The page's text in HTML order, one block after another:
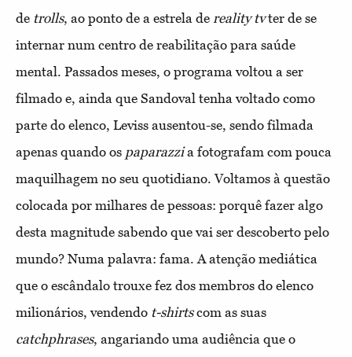
de trolls, ao ponto de a estrela de reality tvter de se
internar num centro de reabilitação para saúde
mental. Passados meses, o programa voltou a ser
filmado e, ainda que Sandoval tenha voltado como
parte do elenco, Leviss ausentou-se, sendo filmada
apenas quando os paparazzia fotografam com pouca
maquilhagem no seu quotidiano. Voltamos à questão
colocada por milhares de pessoas: porquê fazer algo
desta magnitude sabendo que vai ser descoberto pelo
mundo? Numa palavra: fama. A atenção mediática
que o escândalo trouxe fez dos membros do elenco
milionários, vendendo t-shirtscom as suas
catchphrases, angariando uma audiência que o